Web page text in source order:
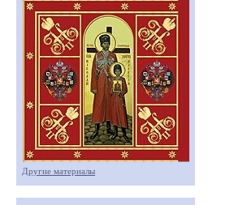
Другие материалы